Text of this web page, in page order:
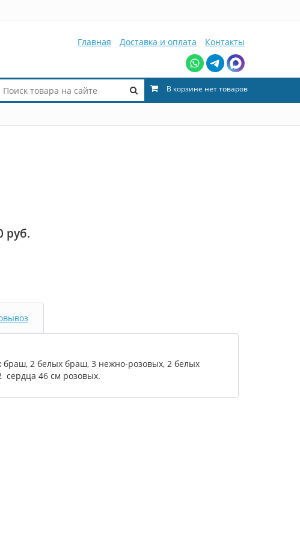
Главная Доставка и оплата Контакты
В корзине нет товаров
руб.
браш, 2 белых браш, 3 нежно-розовых, 2 белых
сердца 46 см розовых.